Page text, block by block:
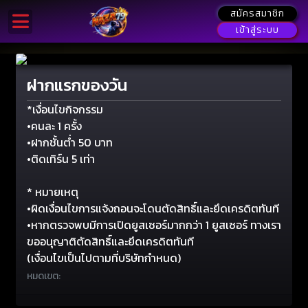
สมัครสมาชิก
เข้าสู่ระบบ
ฝากแรกของวัน
*เงื่อนไขกิจกรรม
•คนละ 1 ครั้ง
•ฝากชั้นต่ำ 50 บาท
•ติดเทิร์น 5 เท่า
* หมายเหตุ
•ผิดเงื่อนไขการแจ้งถอนจะโดนตัดสิทธิ์และยึดเครดิตทันที
•หากตรวจพบมีการเปิดยูสเซอร์มากกว่า 1 ยูสเซอร์ ทางเรา
ขออนุญาติตัดสิทธิ์และยึดเครดิตทันที
(เงื่อนไขเป็นไปตามที่บริษัทกำหนด)
หมดเขต: